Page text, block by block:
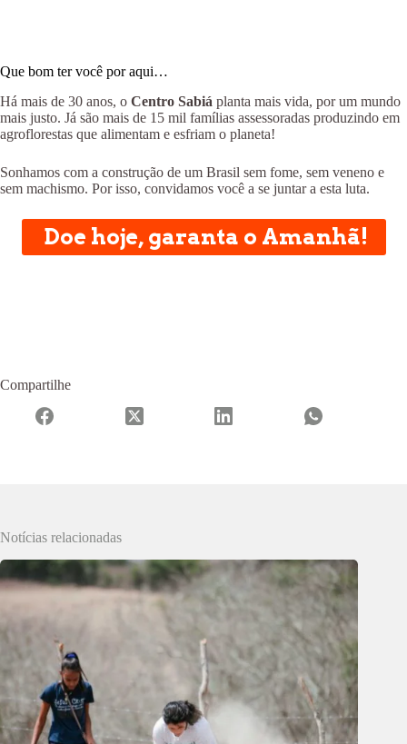
Que bom ter você por aqui…
Há mais de 30 anos, o Centro Sabiá planta mais vida, por um mundo
mais justo. Já são mais de 15 mil famílias assessoradas produzindo em
agroflorestas que alimentam e esfriam o planeta!
Sonhamos com a construção de um Brasil sem fome, sem veneno e
sem machismo. Por isso, convidamos você a se juntar a esta luta.
Doe hoje, garanta o Amanhã!
Compartilhe
Notícias relacionadas